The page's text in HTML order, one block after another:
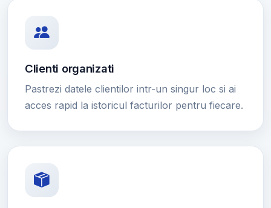
Clienti organizati
Pastrezi datele clientilor intr-un singur loc si ai
acces rapid la istoricul facturilor pentru fiecare.